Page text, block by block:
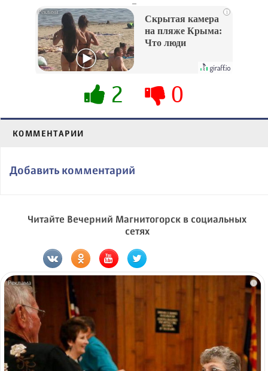
i
Скрытая камера
на пляже Крыма:
Что люди
их не видят...
2 0
КОММЕНТАРИИ
Добавить комментарий
Читайте Вечерний Магнитогорск в социальных
сетях
i